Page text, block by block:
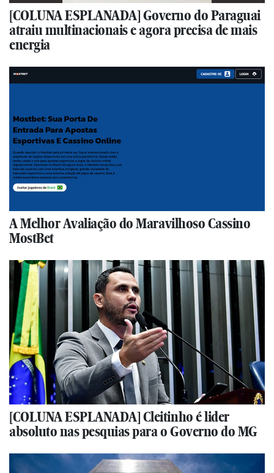
[COLUNA ESPLANADA] Governo do Paraguai
atraiu multinacionais e agora precisa de mais
energia
A Melhor Avaliação do Maravilhoso Cassino
MostBet
[COLUNA ESPLANADA] Cleitinho é lider
absoluto nas pesquias para o Governo do MG